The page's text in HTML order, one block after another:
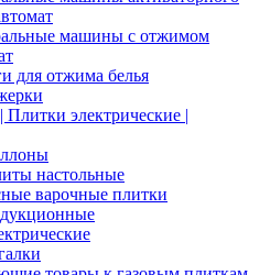
машины с отжимом
для отжима белья
электрические |
настольные
варочные плитки